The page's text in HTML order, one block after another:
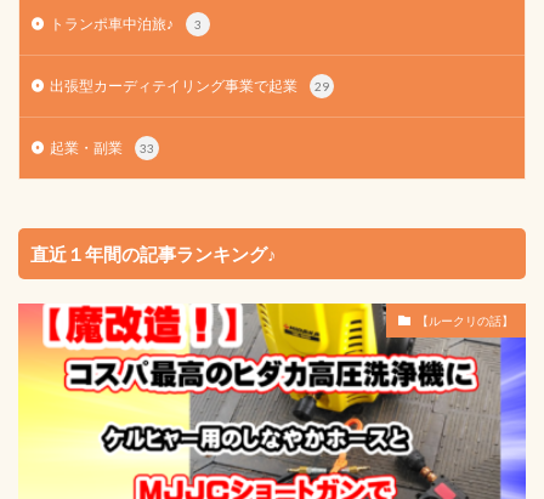
トランポ車中泊旅♪ 3
出張型カーディテイリング事業で起業 29
起業・副業 33
直近１年間の記事ランキング♪
【ルークリの話】